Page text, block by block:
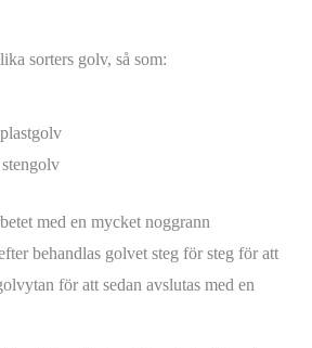
sorters golv, så som:
med en mycket noggrann
behandlas golvet steg för steg för att
för att sedan avslutas med en